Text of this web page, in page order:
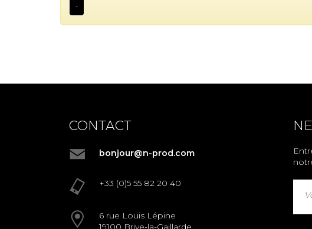
-
CONTACT
bonjour@n-prod.com
+33 (0)5 55 82 20 40
6 rue Louis Lépine
19100 Brive-la-Gaillarde